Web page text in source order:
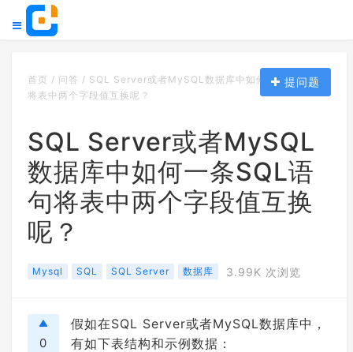
提问题
首页 / 问答 / SQL Server或者MySQL数据库中如何一条SQL语句
将表中两个字段值互换呢？
SQL Server或者MySQL
数据库中如何一条SQL语
句将表中两个字段值互换
呢？
Mysql SQL SQL Server 数据库 3.99K 次浏览
0
假如在SQL Server或者MySQL数据库中，
有如下表结构和示例数据：